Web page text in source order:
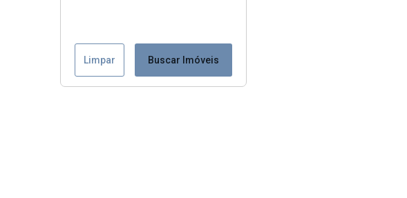
Limpar Buscar Imóveis